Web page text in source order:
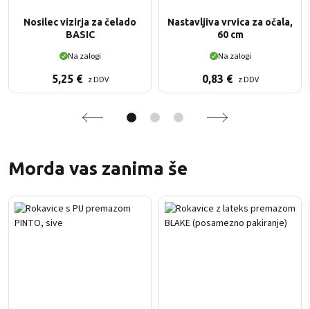
Nosilec vizirja za čelado
BASIC
Na zalogi
5,25 € z DDV
Nastavljiva vrvica za očala,
60 cm
Na zalogi
0,83 € z DDV
Morda vas zanima še